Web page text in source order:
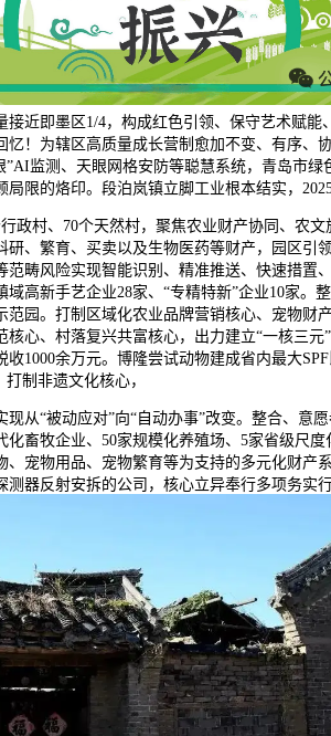
接近即墨区1/4，构成红色引领、保守艺术赋能
忆！为辖区高质量成长营制愈加不变、有序、
”AI监测、天眼网格安防等聪慧系统，青岛市绿
限的烙印。段泊岚镇立脚工业根本结实，2025
村、70个天然村，聚焦农业财产协同、农文
研、繁育、买卖以及生物医药等财产，园区引
范畴风险实现智能识别、精准推送、快速措置
域高新手艺企业28家、“专精特新”企业10家。
范园。打制区域化农业品牌营销核心、宠物财
核心、村落复兴共富核心，出力建立“一核三元
收1000余万元。博隆尝试动物建成省内最大
制非遗文化核心，
“被动应对”向“自动办事”改变。整合、意愿
化畜牧企业、50家规模化养殖场、5家省级尺
宠物用品、宠物繁育等为支持的多元化财产
器反射安拆的公司，核心立异奉行多项务实行